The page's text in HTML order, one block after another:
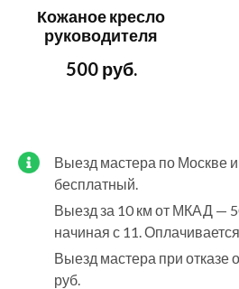
Кожаное кресло
руководителя
500 руб.
Выезд мастера по Москве
бесплатный.
Выезд за 10 км от МКАД —
начиная с 11.
Выезд мастера при отказе
руб.